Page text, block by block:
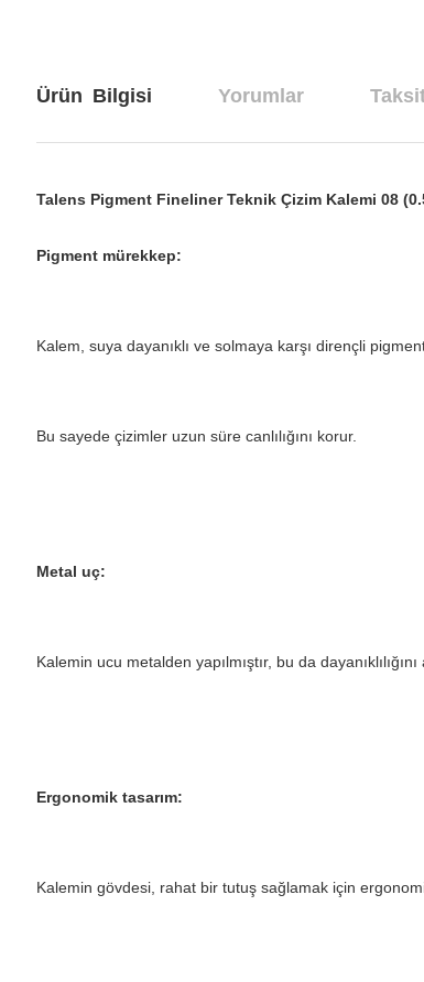
Ürün Bilgisi Yorumlar
Talens Pigment Fineliner Teknik Çizim Kalemi 08
Pigment mürekkep:
Kalem, suya dayanıklı ve solmaya karşı dirençli
Bu sayede çizimler uzun süre canlılığını korur.
Metal uç:
Kalemin ucu metalden yapılmıştır, bu da
Ergonomik tasarım:
Kalemin gövdesi, rahat bir tutuş sağlamak için